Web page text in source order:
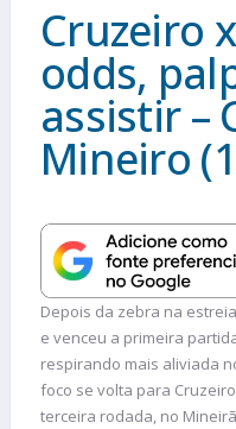
Cruzeiro
odds,
assistir –
Mineiro
Depois da zebra na
e venceu a primeira
respirando mais aliviada
foco se volta para
terceira rodada, no